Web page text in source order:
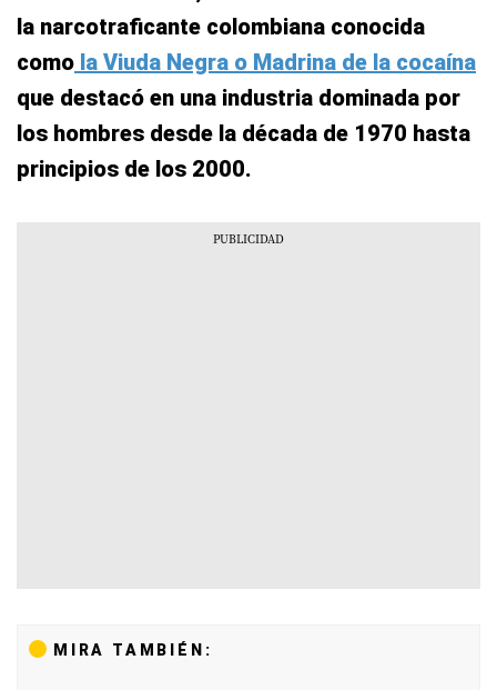
la narcotraficante colombiana conocida
como la Viuda Negra o Madrina de la cocaína
que destacó en una industria dominada por
los hombres desde la década de 1970 hasta
principios de los 2000.
MIRA TAMBIÉN: